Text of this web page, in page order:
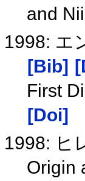
and
1998: エ
[Bib]
First
[Doi]
1998: ヒ
Origin